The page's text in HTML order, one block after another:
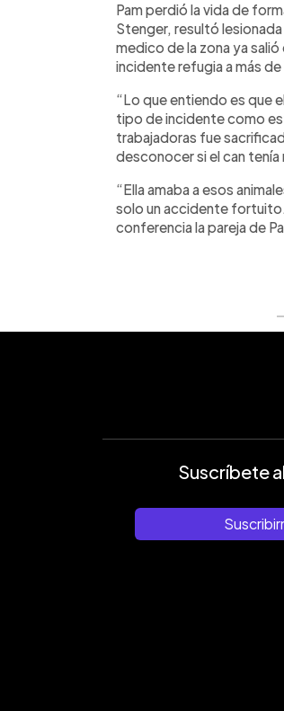
Pam perdió la vida de
Stenger, resultó
medico de la zona ya
incidente refugia a más
“Lo que entiendo es que
tipo de incidente como
trabajadoras fue
desconocer si el can tenía
“Ella amaba a esos
solo un accidente fortuito.
conferencia la pareja de
Suscríbete